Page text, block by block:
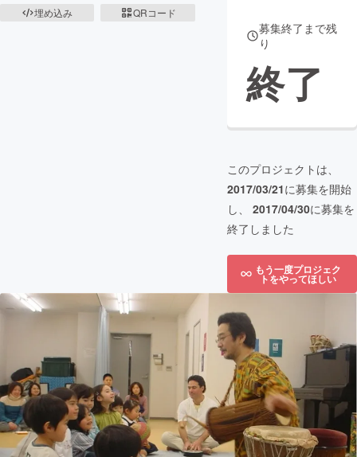
埋め込み
QRコード
募集終了まで残
り
終了
このプロジェクトは、
2017/03/21に募集を開始
し、 2017/04/30に募集を
終了しました
もう一度プロジェク
トをやってほしい